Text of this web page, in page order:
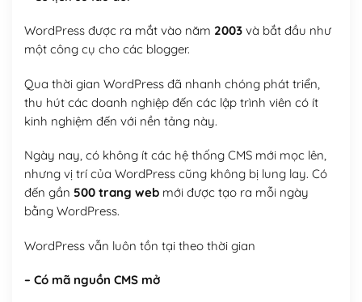
WordPress được ra mắt vào năm 2003và bắt đầu như
một công cụ cho các blogger.
Qua thời gian WordPress đã nhanh chóng phát triển,
thu hút các doanh nghiệp đến các lập trình viên có ít
kinh nghiệm đến với nền tảng này.
Ngày nay, có không ít các hệ thống CMS mới mọc lên,
nhưng vị trí của WordPress cũng không bị lung lay. Có
đến gần 500 trang webmới được tạo ra mỗi ngày
bằng WordPress.
WordPress vẫn luôn tồn tại theo thời gian
– Có mã nguồn CMS mở